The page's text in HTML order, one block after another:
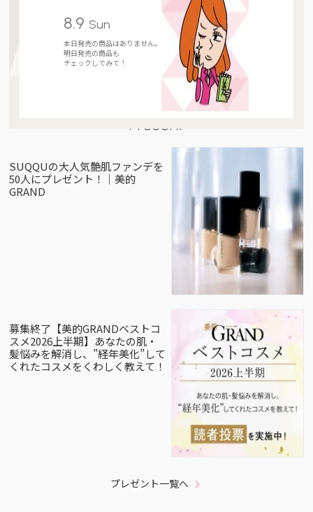
8.9 Sun
本日発売の商品はありません。
明日発売の商品も
チェックしてみて！
Present
SUQQUの大人気艶肌ファンデを
50人にプレゼント！｜美的
GRAND
募集終了【美的GRANDベストコ
スメ2026上半期】あなたの肌・
髪悩みを解消し、”経年美化”して
くれたコスメをくわしく教えて！
プレゼント一覧へ